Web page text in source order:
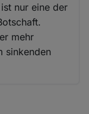
nur eine der
mehr
sinkenden